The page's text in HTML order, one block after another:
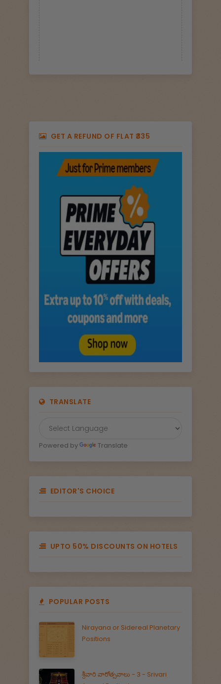
GET A REFUND OF FLAT ₹335
TRANSLATE
Powered by Translate
EDITOR'S CHOICE
UPTO 50% DISCOUNTS ON HOTELS
POPULAR POSTS
Nirayana or Sidereal Planetary
Positions
శ్రీవారి వారోత్సవాలు - 3 - Srivari